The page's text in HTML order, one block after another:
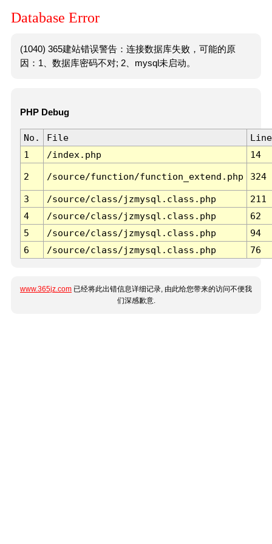
Database Error
(1040) 365建站错误警告：连接数据库失败，可能的原
因：1、数据库密码不对; 2、mysql未启动。
PHP Debug
No. File
Line
1
/index.php 14
2 /source/function/function_extend.php 324
3 /source/class/jzmysql.class.php
211
4
/source/class/jzmysql.class.php
62
5
/source/class/jzmysql.class.php
94
6
/source/class/jzmysql.class.php 76
www.365jz.com 已经将此出错信息详细记录, 由此给您带来的访问不便我
们深感歉意.